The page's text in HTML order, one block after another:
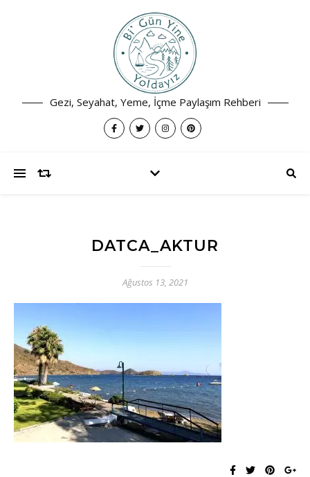
Gezi, Seyahat, Yeme, İçme Paylaşım Rehberi
DATCA_AKTUR
Ağustos 13, 2021